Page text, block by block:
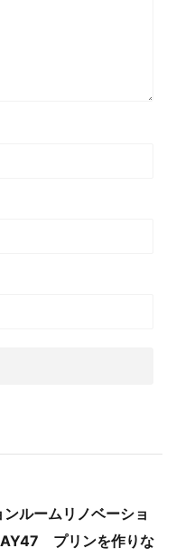
ルームリノベーショ
プリンを作りな